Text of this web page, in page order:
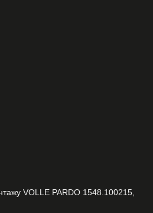
VOLLE PARDO 1548.100215,